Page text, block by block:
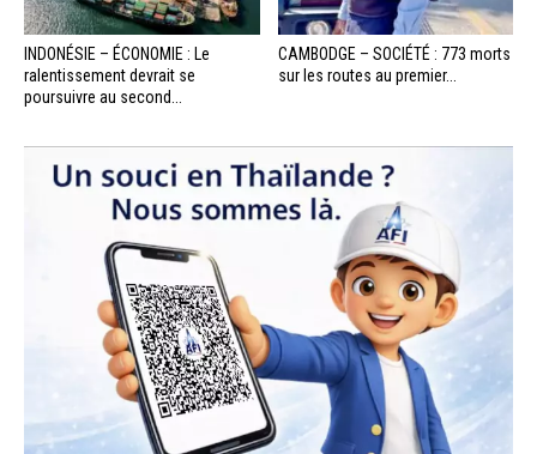
INDONÉSIE – ÉCONOMIE : Le
ralentissement devrait se
poursuivre au second...
CAMBODGE – SOCIÉTÉ : 773 morts
sur les routes au premier...